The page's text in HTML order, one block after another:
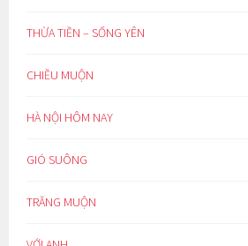
THỪA TIỀN – SỐNG YÊN
CHIỀU MUỘN
HÀ NỘI HÔM NAY
GIÓ SUÔNG
TRĂNG MUỘN